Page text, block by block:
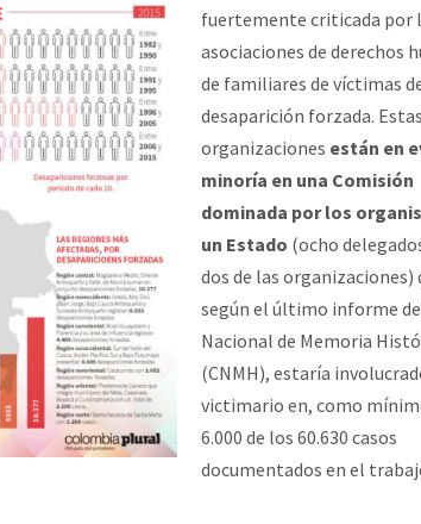
fuertemente criticada por
asociaciones de derechos
de familiares de víctimas
desaparición forzada. Estas
organizaciones están en
minoría en una Comisión
dominada por los
un Estado (ocho
dos de las organizaciones)
según el último informe
Nacional de Memoria
(CNMH), estaría
victimario en, como
6.000 de los 60.630 casos
documentados en el